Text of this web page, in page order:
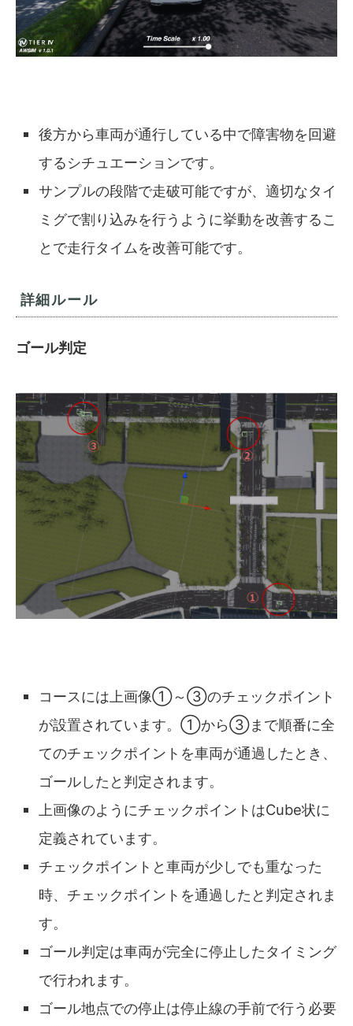
後方から車両が通行している中で障害物を回避
するシチュエーションです。
サンプルの段階で走破可能ですが、適切なタイ
ミグで割り込みを行うように挙動を改善するこ
とで走行タイムを改善可能です。
詳細ルール
ゴール判定
コースには上画像①～③のチェックポイント
が設置されています。①から③まで順番に全
てのチェックポイントを車両が通過したとき、
ゴールしたと判定されます。
上画像のようにチェックポイントはCube状に
定義されています。
チェックポイントと車両が少しでも重なった
時、チェックポイントを通過したと判定されま
す。
ゴール判定は車両が完全に停止したタイミング
で行われます。
ゴール地点での停止は停止線の手前で行う必要